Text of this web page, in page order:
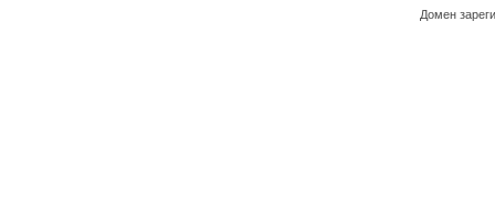
Домен